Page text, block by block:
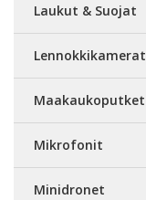
Laukut & Suojat
Lennokkikamerat
Maakaukoputket
Mikrofonit
Minidronet